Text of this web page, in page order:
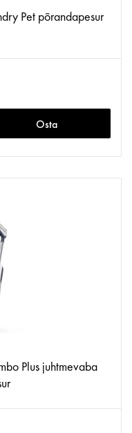
Pet põrandapesur
Osta
Plus juhtmevaba